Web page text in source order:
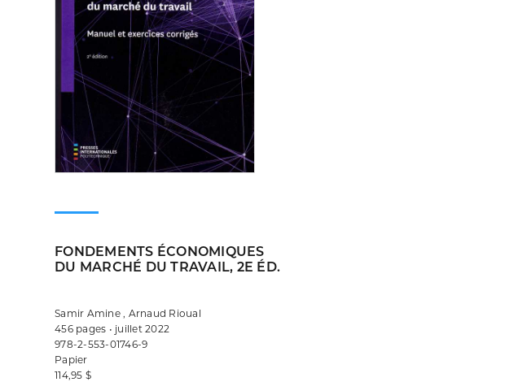
FONDEMENTS ÉCONOMIQUES
DU MARCHÉ DU TRAVAIL, 2E ÉD.
Samir Amine , Arnaud Rioual
456 pages • juillet 2022
978-2-553-01746-9
Papier
114,95 $